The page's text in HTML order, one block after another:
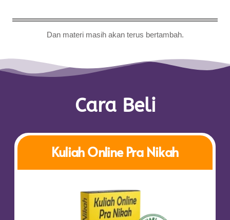
Dan materi masih akan terus bertambah.
Cara Beli
Kuliah Online Pra Nikah